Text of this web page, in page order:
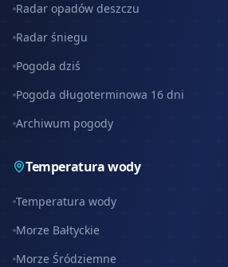
Radar opadów deszczu
Radar śniegu
Pogoda dziś
Pogoda długoterminowa 16 dni
Archiwum pogody
Temperatura wody
Temperatura wody
Morze Bałtyckie
Morze Śródziemne